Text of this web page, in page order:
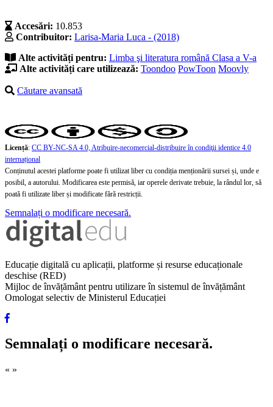
Accesări: 10.853
Contribuitor: Larisa-Maria Luca - (2018)
Alte activități pentru: Limba şi literatura română Clasa a V-a
Alte activități care utilizează: Toondoo PowToon Moovly
Căutare avansată
Licență: CC BY-NC-SA 4.0, Atribuire-necomercial-distribuire în condiţii identice 4.0
internațional
Conținutul acestei platforme poate fi utilizat liber cu condiția menționării sursei și, unde e
posibil, a autorului. Modificarea este permisă, iar operele derivate trebuie, la rândul lor, să
poată fi utilizate liber și modificate fără restricții.
Semnalați o modificare necesară.
Educație digitală cu aplicații, platforme și resurse educaționale
deschise (RED)
Mijloc de învățământ pentru utilizare în sistemul de învățământ
Omologat selectiv de Ministerul Educației
Semnalați o modificare necesară.
« »